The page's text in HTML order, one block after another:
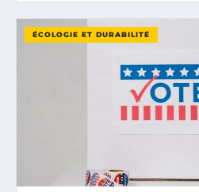
ÉCOLOGIE ET DURABILITÉ